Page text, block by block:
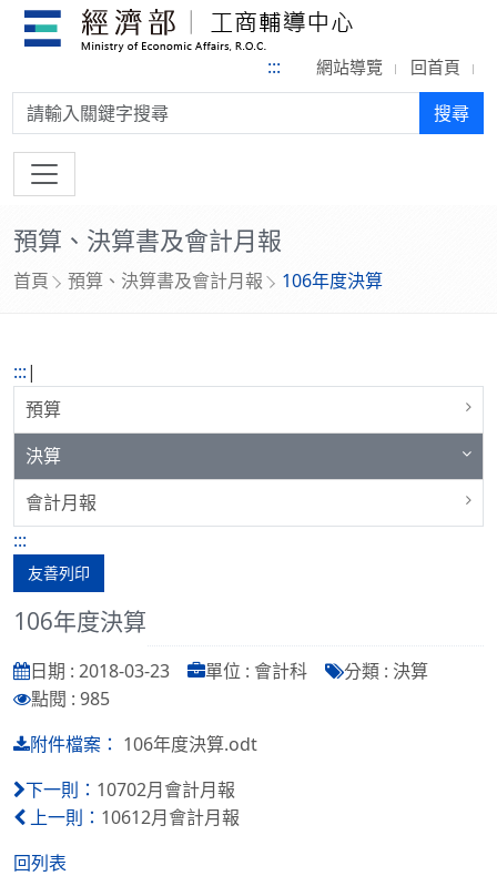
::: 網站導覽 回首頁
搜尋: 搜尋
預算、決算書及會計月報
首頁 預算、決算書及會計月報 106年度決算
:::|
預算
決算
會計月報
:::
友善列印
106年度決算
日期 : 2018-03-23 單位 : 會計科
分類 : 決算
點閱 : 985
附件檔案： 106年度決算.odt
下一則： 10702月會計月報
上一則： 10612月會計月報
回列表